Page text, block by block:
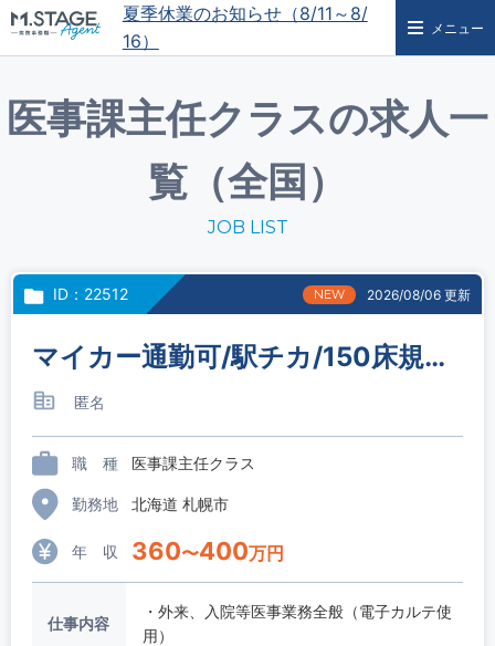
夏季休業のお知らせ（8/11～8/
16）
メニュー
医事課主任クラスの求人一
覧（全国）
JOB LIST
ID：22512 NEW 2026/08/06 更新
マイカー通勤可/駅チカ/150床規模の急性期病院/医事係長候補
匿名
職 種 医事課主任クラス
年 収 360〜400万円
勤務地 北海道 札幌市
仕事内容
・外来、入院等医事業務全般（電子カルテ使
用）